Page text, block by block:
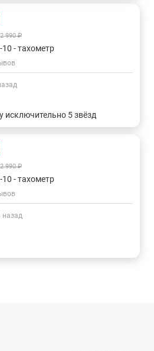
2 990 ₽
10 - тахометр
исключительно 5 звёзд
2 990 ₽
10 - тахометр
назад